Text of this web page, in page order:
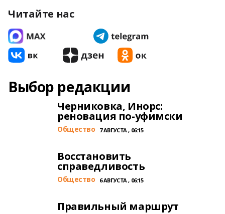
Читайте нас
Выбор редакции
Черниковка, Инорс:
реновация по-уфимски
Общество 7 АВГУСТА , 06:15
Восстановить
справедливость
Общество 6 АВГУСТА , 06:15
Правильный маршрут